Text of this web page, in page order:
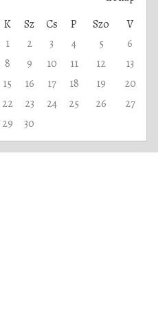
K Sz Cs P Szo
V
1
2 3 4 5
6
8 9 10 11 12
13
15 16 17 18 19
20
22 23 24 25 26
27
29 30